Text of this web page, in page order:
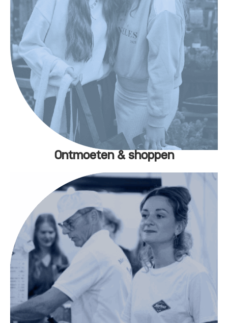
Ontmoeten & shoppen